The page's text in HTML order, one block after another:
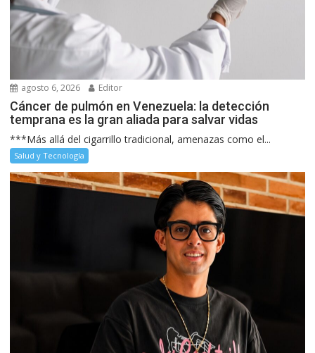
agosto 6, 2026 Editor
Cáncer de pulmón en Venezuela: la detección
temprana es la gran aliada para salvar vidas
***Más allá del cigarrillo tradicional, amenazas como el...
Salud y Tecnología